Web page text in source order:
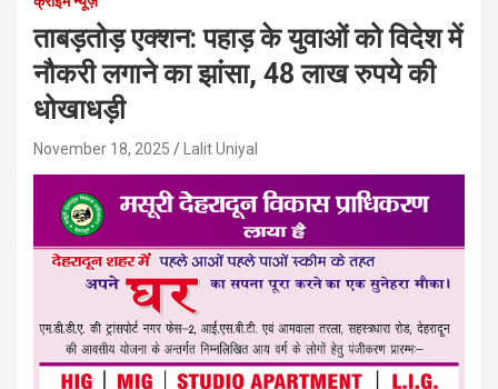
ताबड़तोड़ एक्शन: पहाड़ के युवाओं को विदेश में
नौकरी लगाने का झांसा, 48 लाख रुपये की
धोखाधड़ी
November 18, 2025 Lalit Uniyal